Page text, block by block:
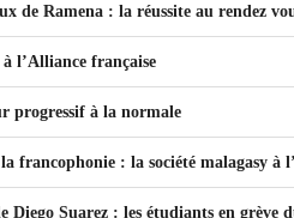
de Ramena : la réussite au rendez
l’Alliance française
progressif à la normale
la francophonie : la société malagasy à
Diego Suarez : les étudiants en grève